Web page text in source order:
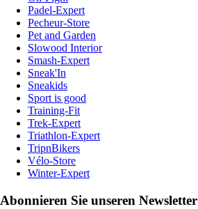
Padel-Expert
Pecheur-Store
Pet and Garden
Slowood Interior
Smash-Expert
Sneak'In
Sneakids
Sport is good
Training-Fit
Trek-Expert
Triathlon-Expert
TripnBikers
Vélo-Store
Winter-Expert
Abonnieren Sie unseren Newsletter